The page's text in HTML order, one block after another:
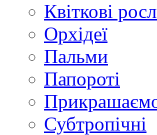
Квіткові
Орхідеї
Пальми
Папороті
Субтропічні